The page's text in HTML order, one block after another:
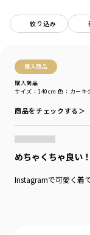
絞り込み
購入商品
購入商品
サイズ：140cm 色：カーキ
商品をチェックする＞
めちゃくちゃ良い
Instagramで可愛く着
性別タイプ
商品番号